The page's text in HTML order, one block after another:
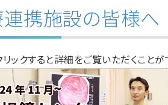
携施設の皆様へ
ックすると詳細をご覧いただくことが